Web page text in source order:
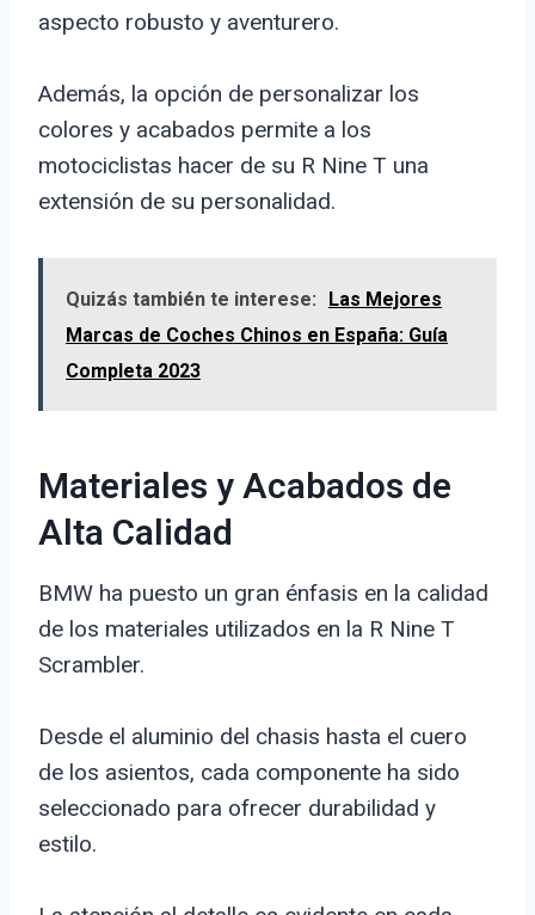
aspecto robusto y aventurero.
Además, la opción de personalizar los
colores y acabados permite a los
motociclistas hacer de su R Nine T una
extensión de su personalidad.
Quizás también te interese:
Las Mejores
Marcas de Coches Chinos en España: Guía
Completa 2023
Materiales y Acabados de
Alta Calidad
BMW ha puesto un gran énfasis en la calidad
de los materiales utilizados en la R Nine T
Scrambler.
Desde el aluminio del chasis hasta el cuero
de los asientos, cada componente ha sido
seleccionado para ofrecer durabilidad y
estilo.